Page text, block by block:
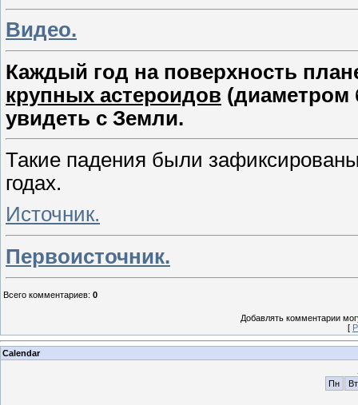
Видео.
Каждый год на поверхность
крупных астероидов (диаметром
увидеть с Земли.
Такие падения были
годах.
Источник.
Первоисточник.
Всего комментариев: 0
Добавлять комментарии
[
Calendar
Пн
Вт